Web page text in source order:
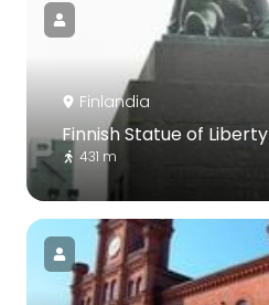
Finlandia
Finnish Statue of Liberty
431 m